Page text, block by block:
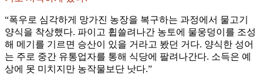
“폭우로 심각하게 망가진 농장을 복구하는 과정에서 물고기
양식을 착상했다. 파이고 휩쓸려나간 농토에 물웅덩이를 조성
해 메기를 기르면 승산이 있을 거라고 봤던 거다. 양식한 성어
는 주로 중간 유통업자를 통해 식당에 팔려나간다. 소득은 예
상에 못 미치지만 농작물보단 낫다.”